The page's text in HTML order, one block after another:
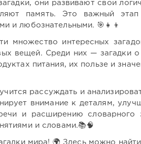
они развивают свои
память. Это важный этап
и любознательными. 🎯👧👦
множество интересных
вещей. Среди них — загадки
питания, их пользе и
рассуждать и
внимание к деталям,
и расширению словарного
и словами.📚🧠
мира! 🌍 Здесь можно